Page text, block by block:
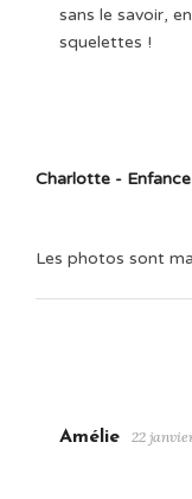
sans le savoir,
squelettes !
Charlotte -
Les photos sont
Amélie 22